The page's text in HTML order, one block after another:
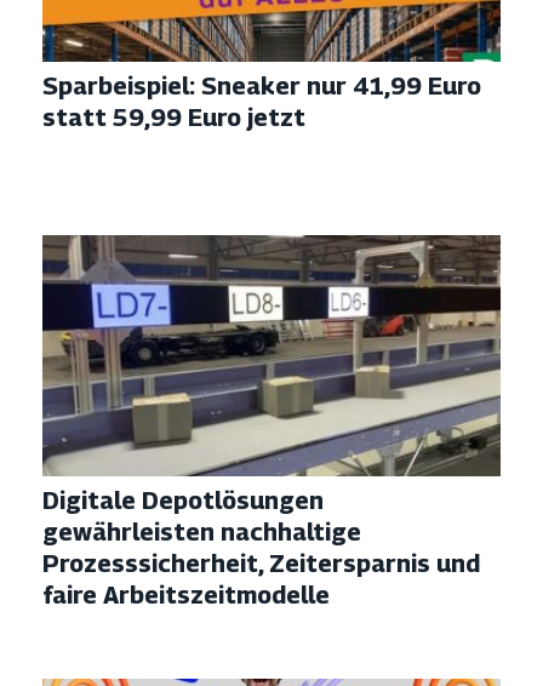
Sparbeispiel: Sneaker nur 41,99 Euro
statt 59,99 Euro jetzt
Digitale Depotlösungen
gewährleisten nachhaltige
Prozesssicherheit, Zeitersparnis und
faire Arbeitszeitmodelle